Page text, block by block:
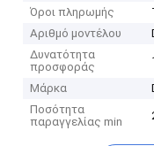
Όροι πληρωμής
Αριθμό μοντέλου
Δυνατότητα
προσφοράς
Μάρκα
Ποσότητα
παραγγελίας min